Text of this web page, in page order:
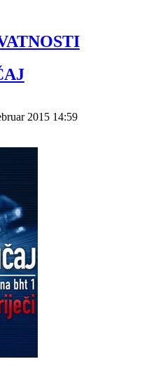
2015 14:59